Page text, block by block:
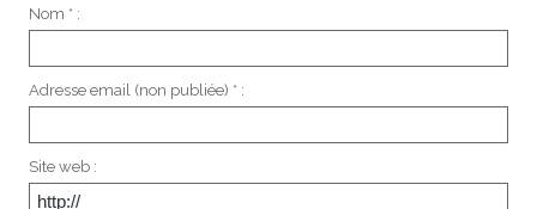
Nom * :
Adresse email (non publiée) * :
Site web :